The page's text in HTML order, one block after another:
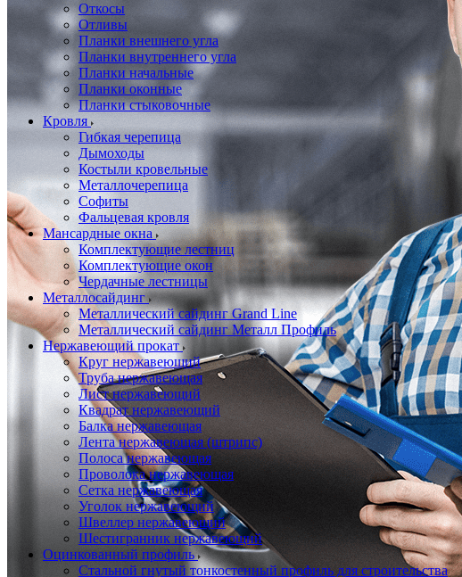
Откосы
Отливы
Планки внешнего угла
Планки внутреннего угла
Планки начальные
Планки оконные
Планки стыковочные
Кровля
Гибкая черепица
Дымоходы
Костыли кровельные
Металлочерепица
Софиты
Фальцевая кровля
Мансардные окна
Комплектующие лестниц
Комплектующие окон
Чердачные лестницы
Металлосайдинг
Металлический сайдинг Grand Line
Металлический сайдинг Металл Профиль
Нержавеющий прокат
Круг нержавеющий
Труба нержавеющая
Лист нержавеющий
Квадрат нержавеющий
Балка нержавеющая
Лента нержавеющая (штрипс)
Полоса нержавеющая
Проволока нержавеющая
Сетка нержавеющая
Уголок нержавеющий
Швеллер нержавеющий
Шестигранник нержавеющий
Оцинкованный профиль
Стальной гнутый тонкостенный профиль для строительства